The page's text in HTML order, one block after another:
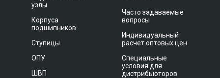
узлы
Корпуса
подшипников
Ступицы
ОПУ
ШВП
Часто задаваемые
вопросы
Индивидуальный
расчет оптовых цен
Специальные
условия для
дистрибьюторов